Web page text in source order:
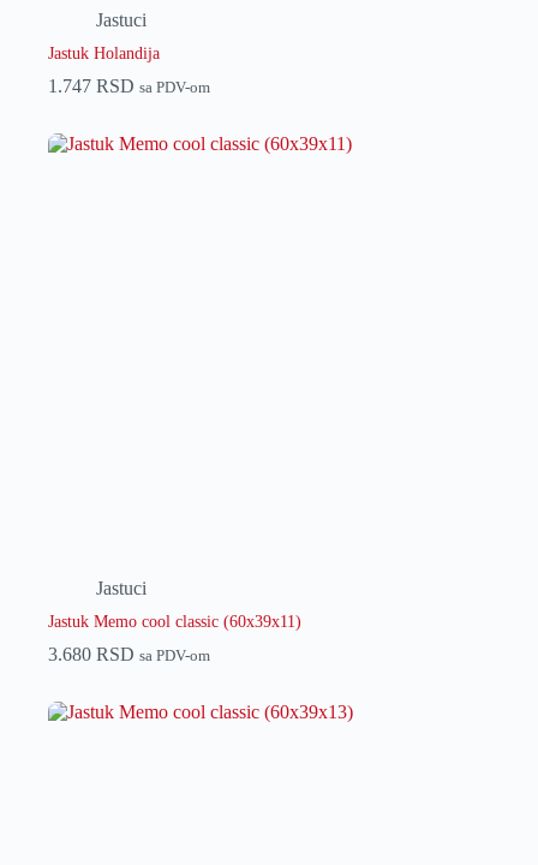
Jastuci
Jastuk Holandija
1.747 RSD sa PDV-om
Jastuci
Jastuk Memo cool classic (60x39x11)
3.680 RSD sa PDV-om